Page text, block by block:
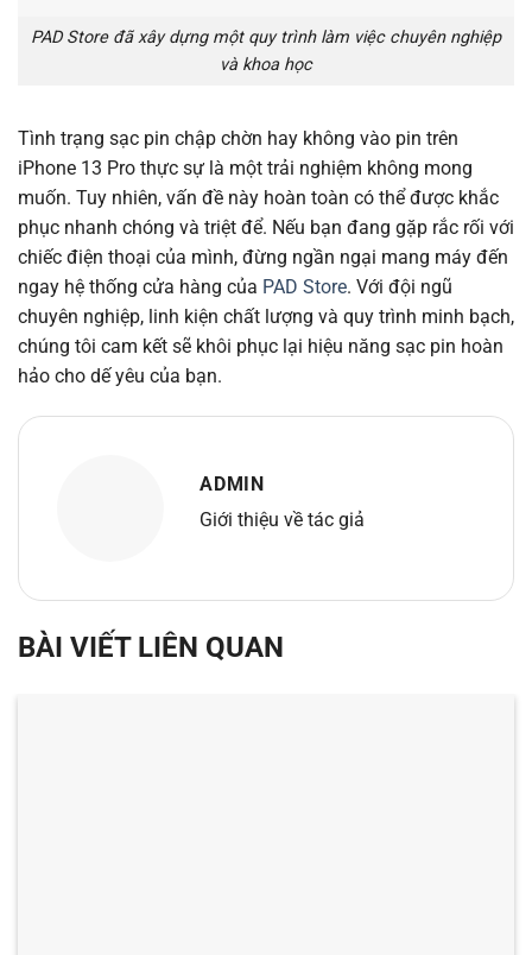
PAD Store đã xây dựng một quy trình làm việc chuyên nghiệp
và khoa học
Tình trạng sạc pin chập chờn hay không vào pin trên
iPhone 13 Pro thực sự là một trải nghiệm không mong
muốn. Tuy nhiên, vấn đề này hoàn toàn có thể được khắc
phục nhanh chóng và triệt để. Nếu bạn đang gặp rắc rối với
chiếc điện thoại của mình, đừng ngần ngại mang máy đến
ngay hệ thống cửa hàng của PAD Store. Với đội ngũ
chuyên nghiệp, linh kiện chất lượng và quy trình minh bạch,
chúng tôi cam kết sẽ khôi phục lại hiệu năng sạc pin hoàn
hảo cho dế yêu của bạn.
ADMIN
Giới thiệu về tác giả
BÀI VIẾT LIÊN QUAN